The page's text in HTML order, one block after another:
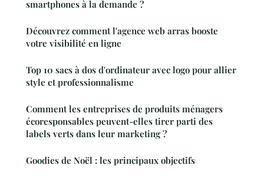
smartphones à la demande ?
Découvrez comment l'agence web arras booste
votre visibilité en ligne
Top 10 sacs à dos d'ordinateur avec logo pour allier
style et professionnalisme
Comment les entreprises de produits ménagers
écoresponsables peuvent-elles tirer parti des
labels verts dans leur marketing ?
Goodies de Noël : les principaux objectifs